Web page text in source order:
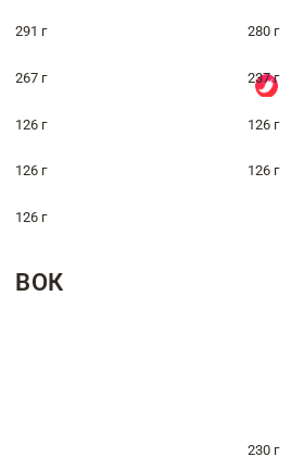
291 г 280 г
267 г 237 г
126 г 126 г
126 г 126 г
126 г
ВОК
230 г